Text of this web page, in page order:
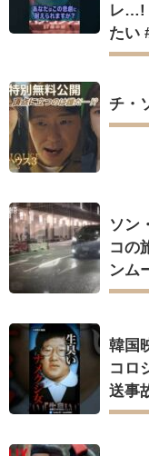
レ…!
たい
チ・
ソン
コの
ンム
韓国
コロ
送事